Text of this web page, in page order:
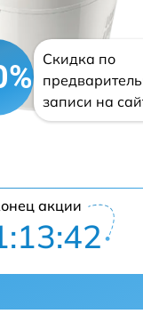
Скидка по
записи на
акции